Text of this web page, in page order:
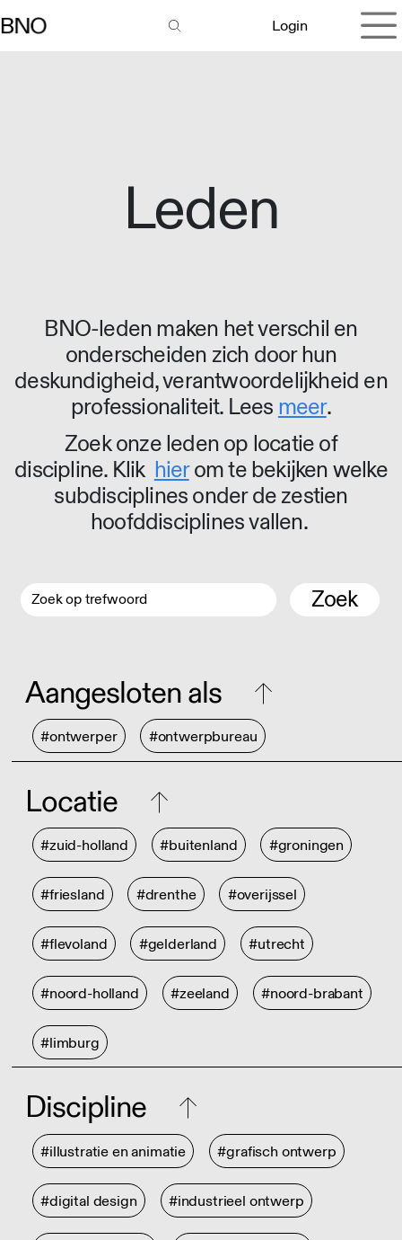
Login
Leden
BNO-leden maken het verschil en
onderscheiden zich door hun
deskundigheid, verantwoordelijkheid en
professionaliteit. Lees meer.
Zoek onze leden op locatie of
discipline. Klik hierom te bekijken welke
subdisciplines onder de zestien
hoofddisciplines vallen.
Zoek
Aangesloten als
#ontwerper #ontwerpbureau
Locatie
#zuid-holland #buitenland #groningen
#friesland #drenthe #overijssel
#flevoland #gelderland #utrecht
#noord-holland #zeeland #noord-brabant
#limburg
Discipline
#illustratie en animatie #grafisch ontwerp
#digital design #industrieel ontwerp